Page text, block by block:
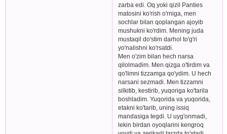
zarba edi. Oq yoki qizil Panties
matosini ko'rish o'rniga, men
sochlar bilan qoplangan ajoyib
mushukni ko'rdim. Mening juda
mustaqil do'stim darhol to'g'ri
yo'nalishni ko'rsatdi.
Men o'zim bilan hech narsa
qilolmadim. Men qizga o'tirdim va
qo'limni tizzamga qo'ydim. U hech
narsani sezmadi. Men tizzamni
silkitib, kestirib, yuqoriga ko'tarila
boshladim. Yuqorida va yuqorida,
etakni ko'tarib, uning issiq
mandasiga tegdi. U uyg'onmadi,
lekin birdan oyoqlarini kengroq